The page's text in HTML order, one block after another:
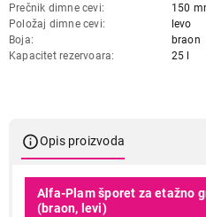
Prečnik dimne cevi
150
Položaj dimne cevi
levo
Boja
braon
Kapacitet rezervoara
25 l
Opis proizvoda
Alfa-Plam šporet za etažno
(braon, levi)